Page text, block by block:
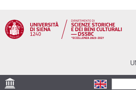
contenuto
principale